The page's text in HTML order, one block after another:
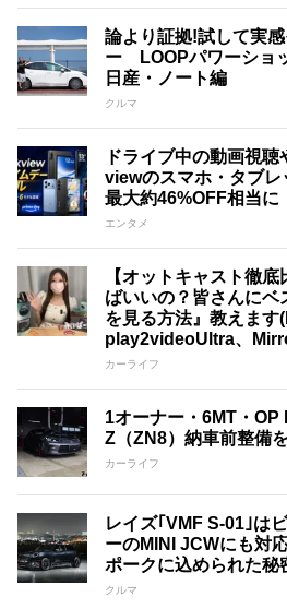
論より証拠!試して実
ー LOOPパワーショ
日産・ノート編
クルマ
ドライブ中の動画視
viewのスマホ・タブ
最大約46%OFF相当に
エンタメ
【オットキャスト徹
ばいいの？皆さんに
を見る方法』教えます
play2videoUltra、
カーライフ
1オーナー・6MT・
Z（ZN8）納車前整備
カーライフ
レイズ｢VMF S-01｣は
ーのMINI JCWにも対
ポークに込められた秘
クルマ